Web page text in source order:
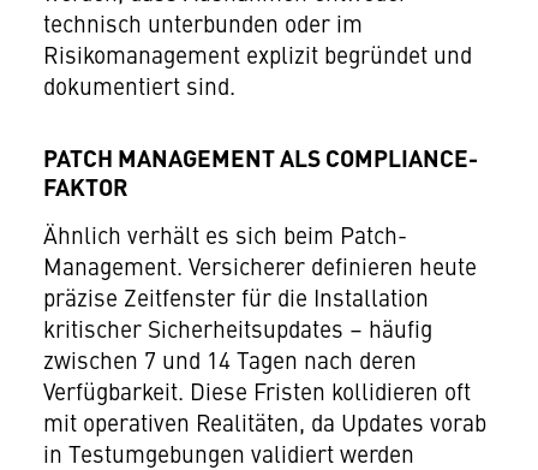
technisch unterbunden oder im
Risikomanagement explizit begründet und
dokumentiert sind.
PATCH MANAGEMENT ALS COMPLIANCE-
FAKTOR
Ähnlich verhält es sich beim Patch-
Management. Versicherer definieren heute
präzise Zeitfenster für die Installation
kritischer Sicherheitsupdates – häufig
zwischen 7 und 14 Tagen nach deren
Verfügbarkeit. Diese Fristen kollidieren oft
mit operativen Realitäten, da Updates vorab
in Testumgebungen validiert werden